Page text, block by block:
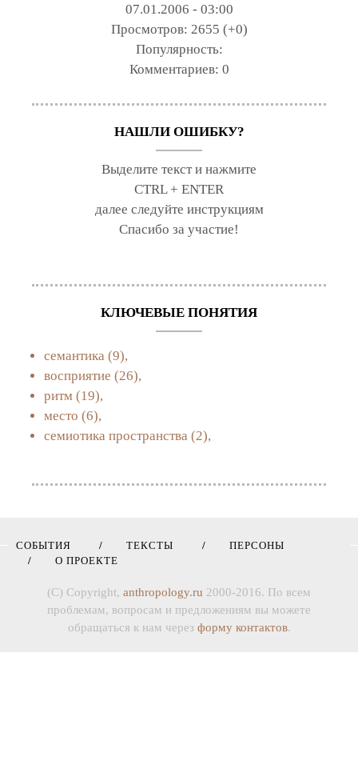
07.01.2006 - 03:00
Просмотров: 2655 (+0)
Популярность:
Комментариев: 0
НАШЛИ ОШИБКУ?
Выделите текст и нажмите
CTRL + ENTER
далее следуйте инструкциям
Спасибо за участие!
КЛЮЧЕВЫЕ ПОНЯТИЯ
семантика (9),
восприятие (26),
ритм (19),
место (6),
семиотика пространства (2),
СОБЫТИЯ ТЕКСТЫ
ПЕРСОНЫ
О ПРОЕКТЕ
(C) Copyright, anthropology.ru 2000-2016. По всем
проблемам, вопросам и предложениям вы можете
обращаться к нам через форму контактов.